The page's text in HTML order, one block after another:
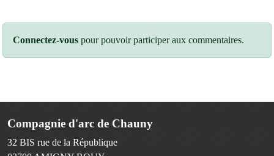
Connectez-vous pour pouvoir participer aux commentaires.
Compagnie d'arc de Chauny
32 BIS rue de la République